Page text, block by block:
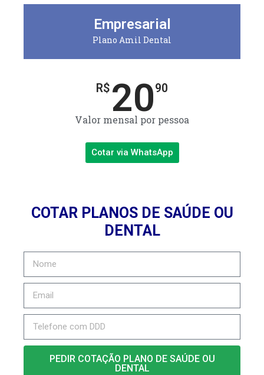
Empresarial
Plano Amil Dental
R$ 2090
Valor mensal por pessoa
Cotar via WhatsApp
COTAR PLANOS DE SAÚDE OU
DENTAL
PEDIR COTAÇÃO PLANO DE SAÚDE OU
DENTAL